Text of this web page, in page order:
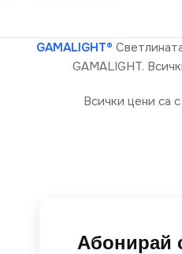
GAMALIGHT®
GAMALIGHT.
Всички цени са
Абонирай